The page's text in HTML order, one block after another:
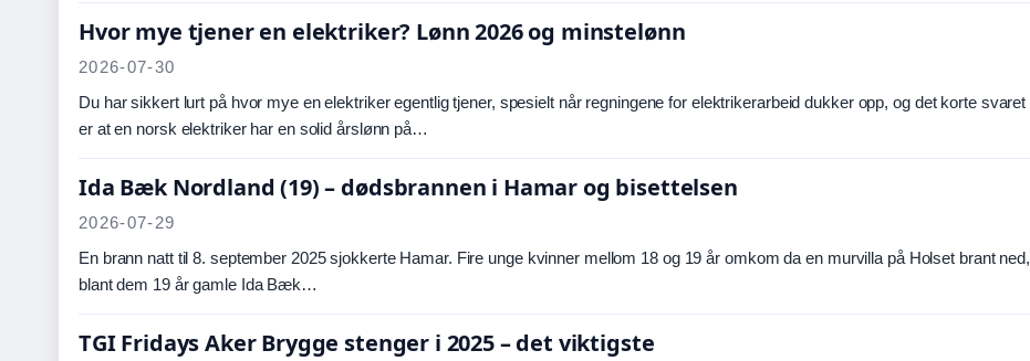
Hvor mye tjener en elektriker? Lønn 2026 og minstelønn
2026-07-30
Du har sikkert lurt på hvor mye en elektriker egentlig tjener, spesielt når regningene for elektrikerarbeid dukker opp, og det korte svaret
er at en norsk elektriker har en solid årslønn på…
Ida Bæk Nordland (19) – dødsbrannen i Hamar og bisettelsen
2026-07-29
En brann natt til 8. september 2025 sjokkerte Hamar. Fire unge kvinner mellom 18 og 19 år omkom da en murvilla på Holset brant ned,
blant dem 19 år gamle Ida Bæk…
TGI Fridays Aker Brygge stenger i 2025 – det viktigste